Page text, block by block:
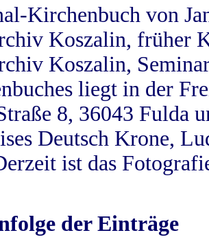
Kirchenbuch von
Koszalin, früher
Koszalin,
liegt in der
8, 36043 Fulda
Deutsch Krone,
ist das
der Einträge